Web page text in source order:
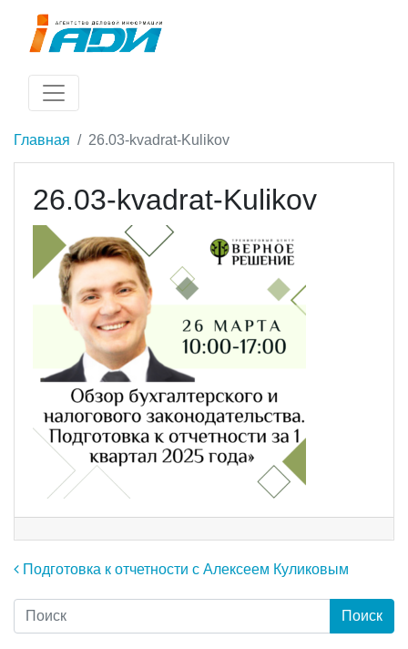
Главная 26.03-kvadrat-Kulikov
26.03-kvadrat-Kulikov
Навигация по записям
Подготовка к отчетности с Алексеем Куликовым